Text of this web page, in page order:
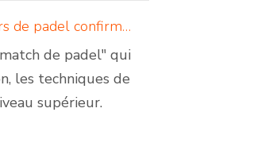
5 astuces mentales lors d'un match de padel - pour débutants et joueurs de padel confirmés
de padel" qui
les techniques de
supérieur.